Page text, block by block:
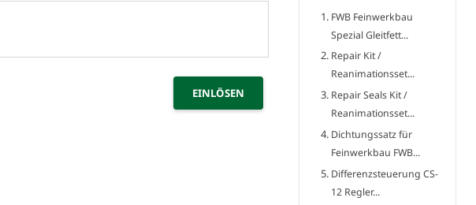
FWB Feinwerkbau
Spezial Gleitfett...
Repair Kit /
Reanimationsset...
Repair Seals Kit /
Reanimationsset...
Dichtungssatz für
Feinwerkbau FWB...
Differenzsteuerung CS-
12 Regler...